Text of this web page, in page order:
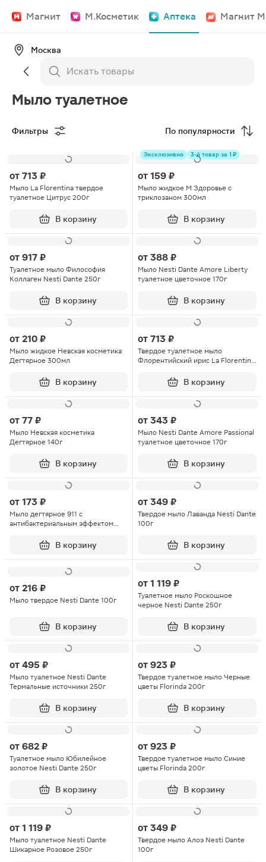
Магнит М.Косметик Аптека Магнит
Москва
Мыло туалетное
Фильтры По популярности
от 713 ₽
Мыло La Florentina твердое
туалетное Цитрус 200г
В корзину
Эксклюзивно 3-й товар за 1 ₽
от 159 ₽
Мыло жидкое М Здоровье с
триклозаном 300мл
В корзину
от 917 ₽
Туалетное мыло Философия
Коллаген Nesti Dante 250г
В корзину
от 388 ₽
Мыло Nesti Dante Amore Liberty
туалетное цветочное 170г
В корзину
от 210 ₽
Мыло жидкое Невская косметика
Дегтярное 300мл
В корзину
от 713 ₽
Твердое туалетное мыло
Флорентийский ирис La Florentina
В корзину
от 77 ₽
Мыло Невская косметика
Дегтярное 140г
В корзину
от 343 ₽
Мыло Nesti Dante Amore Passional
туалетное цветочное 170г
В корзину
от 173 ₽
Мыло дегтярное 911 с
антибактериальным эффектом
В корзину
от 349 ₽
Твердое мыло Лаванда Nesti Dante
100г
В корзину
от 216 ₽
Мыло твердое Nesti Dante 100г
В корзину
от 1 119 ₽
Туалетное мыло Роскошное
черное Nesti Dante 250г
В корзину
от 495 ₽
Мыло туалетное Nesti Dante
Термальные источники 250г
В корзину
от 923 ₽
Твердое туалетное мыло Черные
цветы Florinda 200г
В корзину
от 682 ₽
Туалетное мыло Юбилейное
золотое Nesti Dante 250г
В корзину
от 923 ₽
Твердое туалетное мыло Синие
цветы Florinda 200г
В корзину
от 1 119 ₽
Мыло туалетное Nesti Dante
Шикарное Розовое 250г
от 349 ₽
Твердое мыло Алоэ Nesti Dante
100г